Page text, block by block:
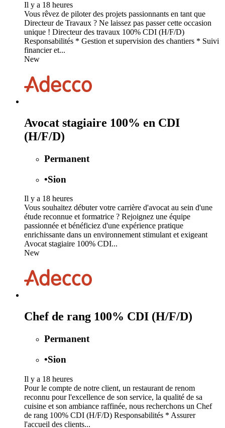
Il y a 18 heures
Vous rêvez de piloter des projets passionnants en tant que
Directeur de Travaux ? Ne laissez pas passer cette occasion
unique ! Directeur des travaux 100% CDI (H/F/D)
Responsabilités * Gestion et supervision des chantiers * Suivi
financier et...
New
Avocat stagiaire 100% en CDI
(H/F/D)
Permanent
•Sion
Il y a 18 heures
Vous souhaitez débuter votre carrière d'avocat au sein d'une
étude reconnue et formatrice ? Rejoignez une équipe
passionnée et bénéficiez d'une expérience pratique
enrichissante dans un environnement stimulant et exigeant
Avocat stagiaire 100% CDI...
New
Chef de rang 100% CDI (H/F/D)
Permanent
•Sion
Il y a 18 heures
Pour le compte de notre client, un restaurant de renom
reconnu pour l'excellence de son service, la qualité de sa
cuisine et son ambiance raffinée, nous recherchons un Chef
de rang 100% CDI (H/F/D) Responsabilités * Assurer
l'accueil des clients...